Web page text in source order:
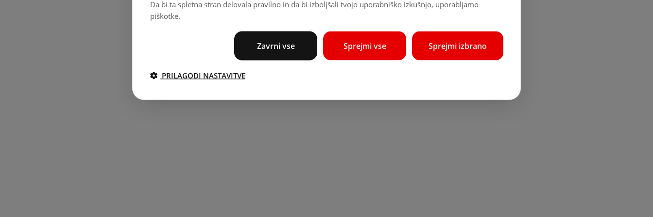
Da bi ta spletna stran delovala pravilno in da bi izboljšali tvojo uporabniško izkušnjo, uporabljamo
piškotke.
Sprejmi izbrano
Sprejmi vse
Zavrni vse
PRILAGODI NASTAVITVE